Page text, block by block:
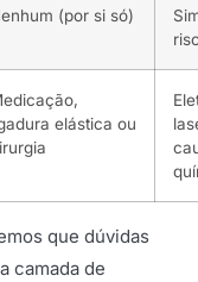
(por si só)
elástica ou
que dúvidas
camada de